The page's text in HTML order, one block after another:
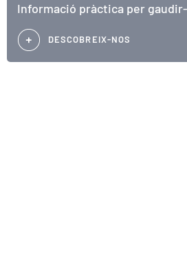
Informació pràctica per
DESCOBREIX-NOS